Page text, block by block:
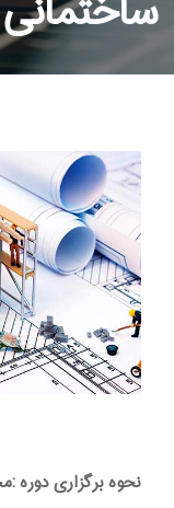
ساختمانی
نحوه برگزاری دوره